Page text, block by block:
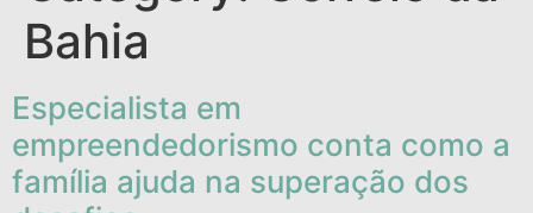
Bahia
Especialista em
empreendedorismo conta como a
família ajuda na superação dos